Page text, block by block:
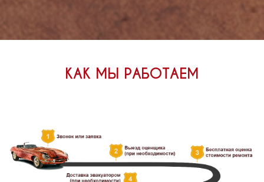
КАК МЫ РАБОТАЕМ